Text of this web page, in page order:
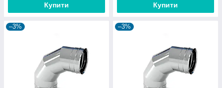
Купити Купити
–3% –3%